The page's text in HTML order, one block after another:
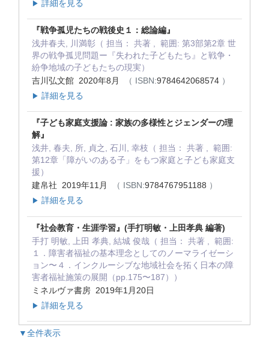
▶ 詳細を見る
『戦争孤児たちの戦後史１：総論編』
浅井春夫, 川満彰（ 担当： 共著 , 範囲: 第3部第2章 世
界の戦争孤児問題ー『失われた子どもたち』と戦争・
紛争地域の子どもたちの現実）
吉川弘文館 2020年8月
（ ISBN:9784642068574 ）
▶ 詳細を見る
『子ども家庭支援論 : 家族の多様性とジェンダーの理
解』
浅井, 春夫, 所, 貞之, 石川, 幸枝（ 担当： 共著 , 範囲:
第12章「障がいのある子」をもつ家庭と子ども家庭支
援）
建帛社 2019年11月
（ ISBN:9784767951188 ）
▶ 詳細を見る
『社会教育・生涯学習』(手打明敏・上田孝典 編著)
手打 明敏, 上田 孝典, 結城 俊哉（ 担当： 共著 , 範囲:
１．障害者福祉の基本理念としてのノーマライゼーシ
ョン〜４．インクルーシブな地域社会を拓く日本の障
害者福祉施策の展開（pp.175〜187））
ミネルヴァ書房 2019年1月20日
▶ 詳細を見る
▼全件表示